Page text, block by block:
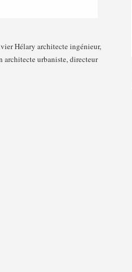
Hélary architecte ingénieur,
architecte urbaniste, directeur